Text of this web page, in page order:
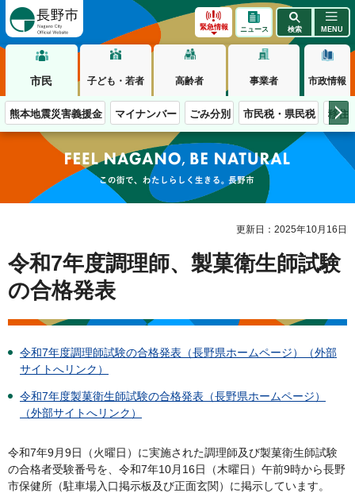
緊急情報 ニュース 検索 MENU
市民 子ども・若者 高齢者 事業者 市政情報
熊本地震災害義援金 マイナンバー ごみ分別 市民税・県民税 移住
この街で、わたしらしく生きる。長野市
更新日：2025年10月16日
令和7年度調理師、製菓衛生師試験
の合格発表
令和7年度調理師試験の合格発表（長野県ホームページ）（外部
サイトへリンク）
令和7年度製菓衛生師試験の合格発表（長野県ホームページ）
（外部サイトへリンク）
令和7年9月9日（火曜日）に実施された調理師及び製菓衛生師試験
の合格者受験番号を、令和7年10月16日（木曜日）午前9時から長野
市保健所（駐車場入口掲示板及び正面玄関）に掲示しています。